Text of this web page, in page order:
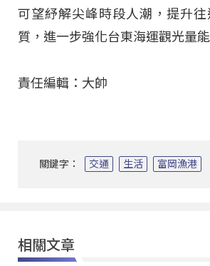
可望紓解尖峰時段人潮，提升
質，進一步強化台東海運觀光量能
責任編輯：大帥
關鍵字： 交通 生活 富岡漁港
相關文章